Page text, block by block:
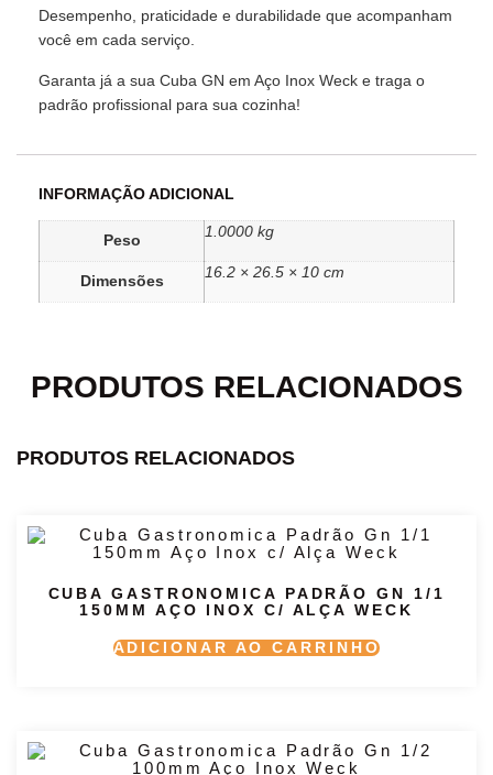
Desempenho, praticidade e durabilidade que acompanham
você em cada serviço.
Garanta já a sua Cuba GN em Aço Inox Weck e traga o
padrão profissional para sua cozinha!
INFORMAÇÃO ADICIONAL
Peso
1.0000 kg
Dimensões
16.2 × 26.5 × 10 cm
PRODUTOS RELACIONADOS
PRODUTOS RELACIONADOS
CUBA GASTRONOMICA PADRÃO GN 1/1
150MM AÇO INOX C/ ALÇA WECK
ADICIONAR AO CARRINHO